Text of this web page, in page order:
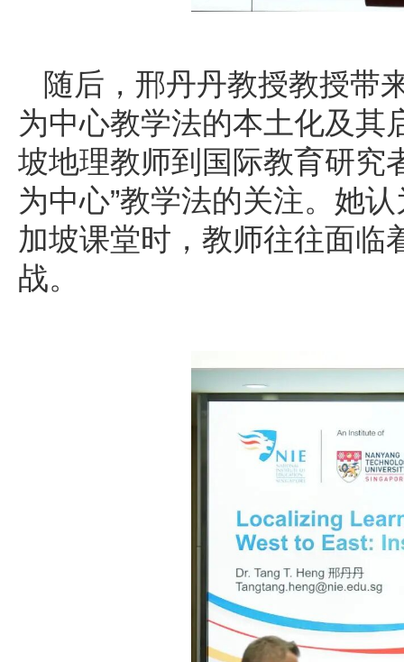
随后，邢丹丹教授教授带
为中心教学法的本土化及其
坡地理教师到国际教育研究
为中心”教学法的关注。她
加坡课堂时，教师往往面临
战。